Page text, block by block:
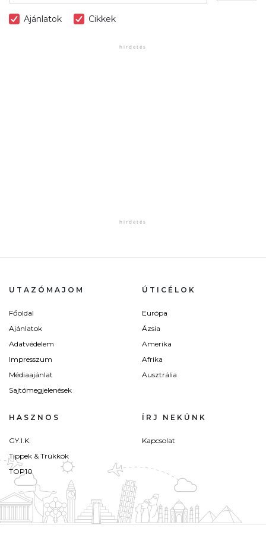
Ajánlatok Cikkek
UTAZÓMAJOM
Főoldal
Ajánlatok
Adatvédelem
Impresszum
Médiaajánlat
Sajtómegjelenések
ÚTICÉLOK
Európa
Ázsia
Amerika
Afrika
Ausztrália
HASZNOS
GY.I.K.
Tippek & Trükkök
TOP10
ÍRJ NEKÜNK
Kapcsolat